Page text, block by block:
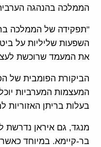
הממלכה בהנהגה
"תפקידה של הממלכה
השפעות שליליות על
את המעמד שרוכשת
הביקורת הפומבית של
המעצמות המערביות
בעלות בריתן האזוריות
מנגד, גם איראן נדרשת
בר-קיימא. במיוחד